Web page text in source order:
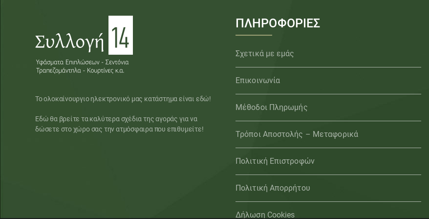
Το ολοκαίνουργιο ηλεκτρονικό μας κατάστημα είναι εδώ!
Εδώ θα βρείτε τα καλύτερα σχέδια της αγοράς για να
δώσετε στο χώρο σας την ατμόσφαιρα που επιθυμείτε!
ΠΛΗΡΟΦΟΡΙΕΣ
Σχετικά με εμάς
Επικοινωνία
Μέθοδοι Πληρωμής
Τρόποι Αποστολής – Μεταφορικά
Πολιτική Επιστροφών
Πολιτική Απορρήτου
Δήλωση Cookies